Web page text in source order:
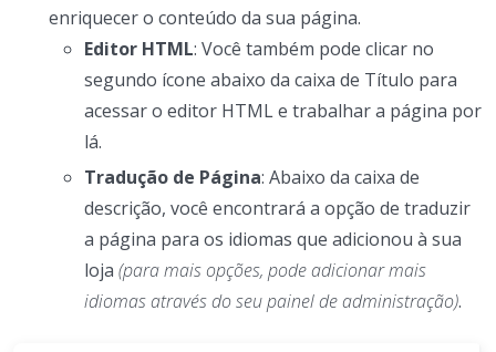
enriquecer o conteúdo da sua página.
Editor HTML: Você também pode clicar no
segundo ícone abaixo da caixa de Título para
acessar o editor HTML e trabalhar a página por
lá.
Tradução de Página: Abaixo da caixa de
descrição, você encontrará a opção de traduzir
a página para os idiomas que adicionou à sua
loja (para mais opções, pode adicionar mais
idiomas através do seu painel de administração).